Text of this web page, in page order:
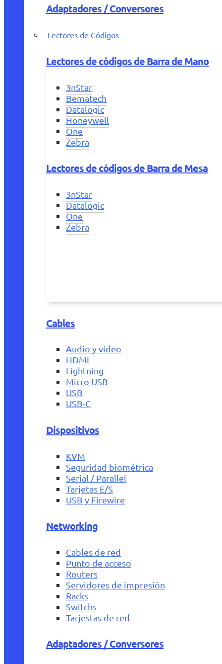
Adaptadores / Conversores
Lectores de Códigos
Lectores de códigos de Barra de Mano
3nStar
Bematech
Datalogic
Honeywell
One
Zebra
Lectores de códigos de Barra de Mesa
3nStar
Datalogic
One
Zebra
Cables
Audio y vídeo
HDMI
Lightning
Micro USB
USB
USB-C
Dispositivos
KVM
Seguridad biométrica
Serial / Parallel
Tarjetas E/S
USB y Firewire
Networking
Cables de red
Punto de acceso
Routers
Servidores de impresión
Racks
Switchs
Tarjestas de red
Adaptadores / Conversores